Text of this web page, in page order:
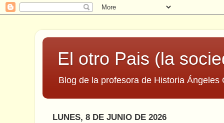
El otro Pais (la
Blog de la profesora de Historia Ángeles
LUNES, 8 DE JUNIO DE 2026